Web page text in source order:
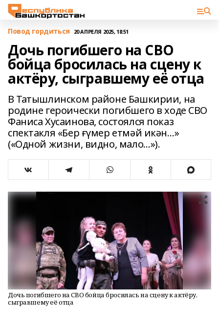
Повод гордиться 20 АПРЕЛЯ 2025, 18:51
Дочь погибшего на СВО
бойца бросилась на сцену к
актёру, сыгравшему её отца
В Татышлинском районе Башкирии, на
родине героически погибшего в ходе СВО
Фаниса Хусаинова, состоялся показ
спектакля «Бер ғүмер етмәй икән…»
(«Одной жизни, видно, мало…»).
Дочь погибшего на СВО бойца бросилась на сцену к актёру,
сыгравшему её отца